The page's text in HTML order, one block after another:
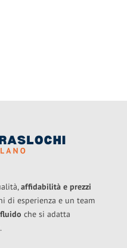
affidabilità e prezzi
di esperienza e un team
che si adatta